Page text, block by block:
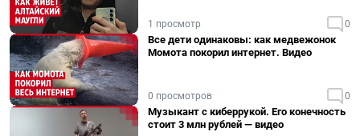
1 просмотр 0
Все дети одинаковы: как медвежонок
Момота покорил интернет. Видео
0 просмотров 0
Музыкант с киберрукой. Его конечность
стоит 3 млн рублей — видео